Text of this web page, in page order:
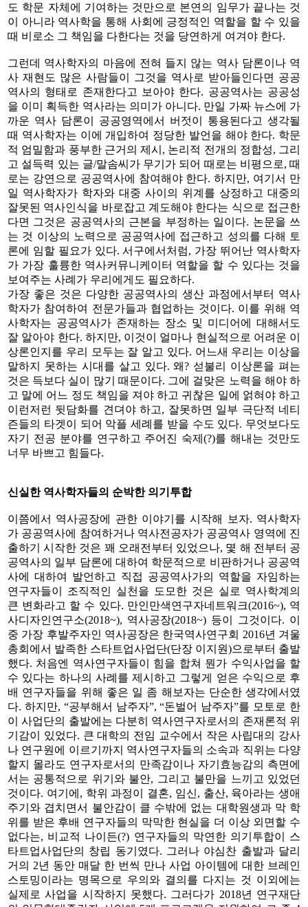
도 학문 자체에 기여하는 것만으로 본연의 임무가 끝나는 것
이 아니라 역사학을 통해 사회에 긍정적인 역할을 할 수 있을
때 비로소 그 책임을 다한다는 것을 당연하게 여겨야 한다.
그런데 역사학자의 마음에 전혀 들지 않는 역사 담론이나 역
사 재현도 많은 사람들이 그것을 역사로 받아들인다면 공공
역사의 형태로 존재한다고 보아야 한다. 공공역사는 공공성
을 이미 획득한 역사라는 의미가 아니다. 만일 가짜 뉴스에 가
까운 역사 담론이 공공영역에서 버젓이 통용된다고 생각될
때 역사학자는 이에 개입하여 정당한 발언을 해야 한다. 학문
적 엄밀함과 풍부한 근거의 제시, 논리적 전개의 정합성, 그리
고 설득력 있는 글/말솜씨가 무기가 되어 때로는 비평으로, 때
로는 강연으로 공공역사에 참여해야 한다. 하지만, 여기서 만
일 역사학자가 학자와 대중 사이의 위계를 상정하고 대중의
잘못된 역사인식을 바로잡고 계도해야 한다는 식으로 접근한
다면 그것은 공공역사의 근본을 부정하는 일이다. 논문을 쓰
는 것 이상의 노력으로 공공역사에 접근하고 성의를 다해 토
론에 임할 필요가 있다. 서구에서처럼, 가장 뛰어난 역사학자
가 가장 훌륭한 역사커뮤니케이터 역할을 할 수 있다는 것을
보여주는 사례가 우리에게도 필요하다.
가장 좋은 것은 다양한 공공역사의 생산 과정에서부터 역사
학자가 참여하여 전문가들과 협업하는 것이다. 이를 위해 역
사학자는 공공역사가 존재하는 장소 및 미디어에 대해서도
잘 알아야 한다. 하지만, 이것이 얼마나 현실적으로 어려운 이
상론인지를 우리 모두는 잘 알고 있다. 어느새 우리는 이상을
말하지 못하는 시대를 살고 있다. 왜? 섣불리 이상론을 펴는
것은 득보다 실이 많기 때문이다. 그에 걸맞은 노력을 해야 하
고 말에 어느 정도 책임을 져야 하고 귀찮은 일에 얽혀야 하고
이런저런 뒷담화를 견뎌야 하고, 잘못하면 일부 극단적 네티
즌들의 타겟이 되어 악플 세례를 받을 수도 있다. 무엇보다도
자기 전공 분야를 연구하고 주어진 숙제(?)를 해내는 것만도
너무 바쁘고 힘들다.
신실한 역사학자들의 순박한 의기투합
이쯤에서 역사공장에 관한 이야기를 시작해 보자. 역사학자
가 공공역사에 참여하거나 역사전공자가 공공역사 영역에 진
출하기 시작한 것은 꽤 오래전부터 있었으나, 몇 해 전부터 공
공역사의 일부 담론에 대하여 학문적으로 비판하거나 공공역
사에 대하여 발언하고 직접 공공역사가의 역할을 자임하는
연구자들이 조직적인 실천을 도모한 것은 실로 역사학계의
큰 변화라고 할 수 있다. 만인만색연구자네트워크(2016~), 역
사디자인연구소(2018~), 역사공장(2018~) 등이 그것이다. 이
중 가장 후발주자인 역사공장은 한국역사연구회 2016년 겨울
총회에서 발족한 스타트업사업단(단장 이지원)으로부터 출발
했다. 처음엔 역사연구자들이 힘을 합쳐 뭔가 수익사업을 할
수 있다는 하나의 사례를 제시하고 그렇게 얻은 수익으로 후
배 연구자들을 위해 좋은 일 좀 해보자는 단순한 생각에서였
다. 하지만, “공부해서 남주자”, “돈벌어 남주자”를 모토로 한
이 사업단의 출발에는 다분히 역사연구자로서의 존재론적 위
기감이 있었다. 큰 대학의 전임 교수에서 작은 사립대의 강사
나 연구원에 이르기까지 역사연구자들의 소속과 직위는 다양
할지 몰라도 연구자로서의 만족감이나 자기효능감의 측면에
서는 공통적으로 위기와 불안, 그리고 불만을 느끼고 있었던
것이다. 여기에, 학위 과정이 결혼, 임신, 출산, 육아라는 생애
주기와 겹치면서 불안감이 클 수밖에 없는 대학원생과 막 학
위를 받은 후배 연구자들의 막막한 현실을 더 이상 외면할 수
없다는, 비교적 나이든(?) 연구자들의 막연한 의기투합이 스
타트업사업단의 창립 동기였다. 그러나 야심찬 출발과 달리
거의 2년 동안 매달 한 번씩 만나 사업 아이템에 대한 브레인
스토밍이라는 명목으로 우의와 결의를 다지는 것 이외에는
실제로 사업을 시작하지 못했다. 그러다가 2018년 연구재단